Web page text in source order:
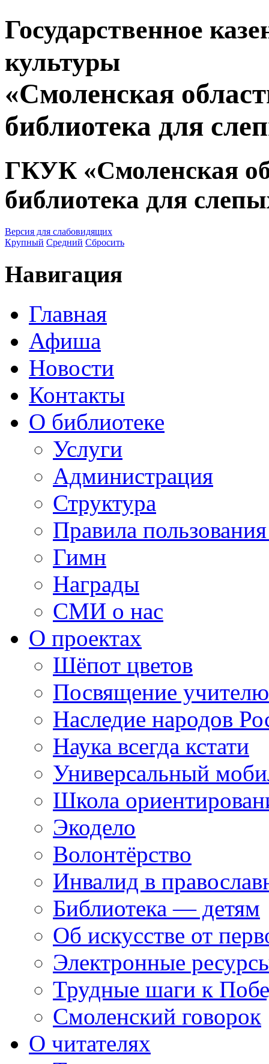
Государственное
культуры
«Смоленская
библиотека для
ГКУК «Смоленская
библиотека для
Версия для слабовидящих
Крупный Средний Сбросить
Навигация
Главная
Афиша
Новости
Контакты
О библиотеке
Услуги
Администрация
Структура
Правила
Гимн
Награды
СМИ о нас
О проектах
Шёпот цветов
Посвящение учителю
Наследие народов
Наука всегда кстати
Универсальный
Школа
Экодело
Волонтёрство
Инвалид в
Библиотека — детям
Об искусстве от
Электронные
Трудные шаги к
Смоленский говорок
О читателях